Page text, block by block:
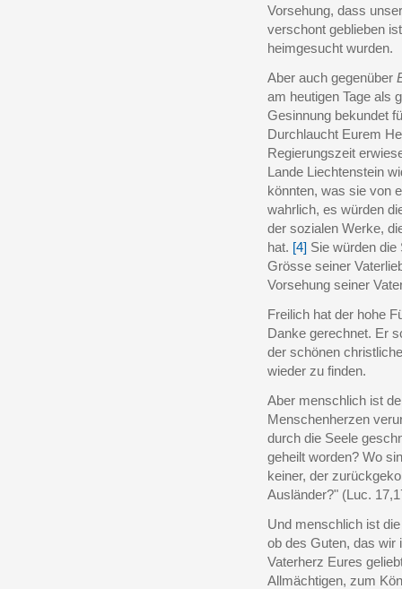
Vorsehung, dass
verschont geblieben
heimgesucht wurden.
Aber auch gegenüber
am heutigen Tage als
Gesinnung bekundet
Durchlaucht Eurem
Regierungszeit
Lande Liechtenstein
könnten, was sie von
wahrlich, es würden
der sozialen Werke,
hat. [4] Sie würden
Grösse seiner
Vorsehung seiner
Freilich hat der hohe
Danke gerechnet. Er
der schönen
wieder zu finden.
Aber menschlich ist
Menschenherzen
durch die Seele
geheilt worden? Wo
keiner, der
Ausländer?" (Luc.
Und menschlich ist
ob des Guten, das wir
Vaterherz Eures
Allmächtigen, zum